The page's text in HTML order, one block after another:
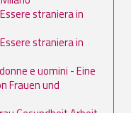
straniera in
straniera in
e uomini - Eine
Frauen und